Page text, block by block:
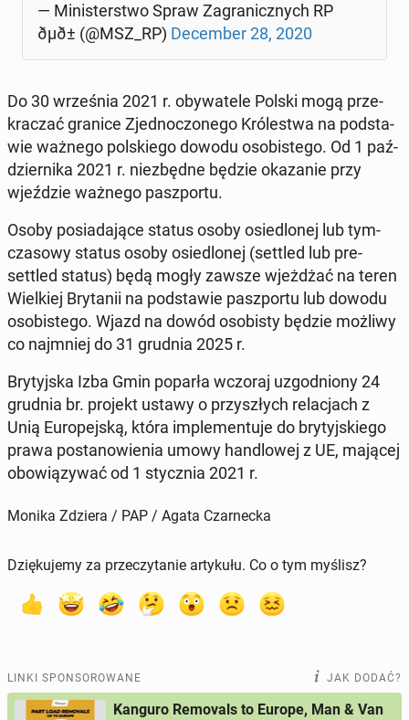
— Mi­ni­ster­stwo Spraw Za­gra­nicz­nych RP
ðµð± (@MSZ_RP) De­cem­ber 28, 2020
Do 30 wrze­śnia 2021 r. oby­wa­te­le Polski mogą prze­
kra­czać granice Zjed­no­czo­ne­go Kró­le­stwa na pod­sta­
wie ważnego pol­skie­go dowodu oso­bi­ste­go. Od 1 paź­
dzier­ni­ka 2021 r. nie­zbęd­ne będzie oka­za­nie przy
wjeź­dzie ważnego pasz­por­tu.
Osoby po­sia­da­ją­ce status osoby osie­dlo­nej lub tym­
cza­so­wy status osoby osie­dlo­nej (settled lub pre-
settled status) będą mogły zawsze wjeż­dżać na teren
Wiel­kiej Bry­ta­nii na pod­sta­wie pasz­por­tu lub dowodu
oso­bi­ste­go. Wjazd na dowód oso­bi­sty będzie możliwy
co naj­mniej do 31 grudnia 2025 r.
Bry­tyj­ska Izba Gmin poparła wczoraj uzgod­nio­ny 24
grudnia br. projekt ustawy o przy­szłych re­la­cjach z
Unią Eu­ro­pej­ską, która im­ple­men­tu­je do bry­tyj­skie­go
prawa po­sta­no­wie­nia umowy han­dlo­wej z UE, mającej
obo­wią­zy­wać od 1 stycz­nia 2021 r.
Monika Zdziera / PAP / Agata Czarnecka
Dziękujemy za przeczytanie artykułu. Co o tym myślisz?
LINKI SPONSOROWANE JAK DODAĆ?
Kanguro Removals to Europe, Man & Van